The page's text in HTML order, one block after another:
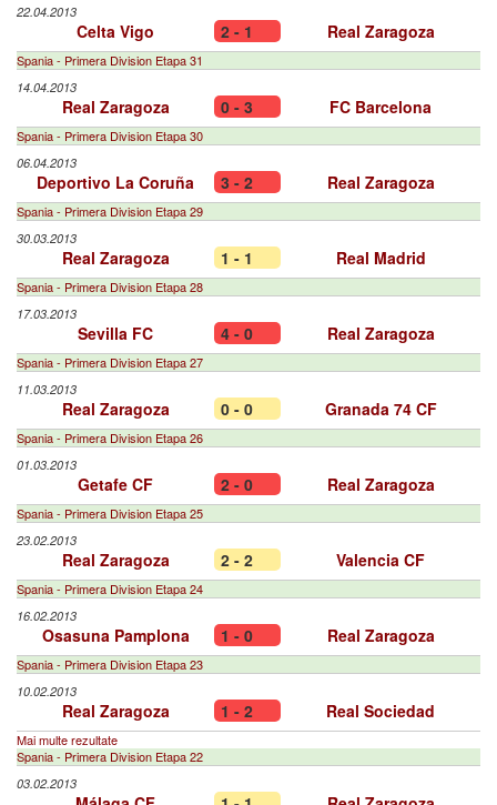
22.04.2013
Celta Vigo 2 - 1 Real Zaragoza
Spania - Primera Division Etapa 31
14.04.2013
Real Zaragoza 0 - 3 FC Barcelona
Spania - Primera Division Etapa 30
06.04.2013
Deportivo La Coruña 3 - 2 Real Zaragoza
Spania - Primera Division Etapa 29
30.03.2013
Real Zaragoza 1 - 1 Real Madrid
Spania - Primera Division Etapa 28
17.03.2013
Sevilla FC 4 - 0 Real Zaragoza
Spania - Primera Division Etapa 27
11.03.2013
Real Zaragoza 0 - 0 Granada 74 CF
Spania - Primera Division Etapa 26
01.03.2013
Getafe CF 2 - 0 Real Zaragoza
Spania - Primera Division Etapa 25
23.02.2013
Real Zaragoza 2 - 2 Valencia CF
Spania - Primera Division Etapa 24
16.02.2013
Osasuna Pamplona 1 - 0 Real Zaragoza
Spania - Primera Division Etapa 23
10.02.2013
Real Zaragoza 1 - 2 Real Sociedad
Mai multe rezultate
Spania - Primera Division Etapa 22
03.02.2013